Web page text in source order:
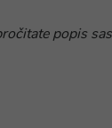
popis